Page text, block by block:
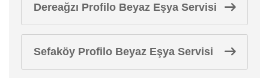
Dereağzı Profilo Beyaz Eşya Servisi
Sefaköy Profilo Beyaz Eşya Servisi